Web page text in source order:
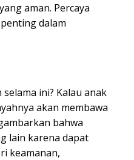
aman. Percaya
dalam
ini? Kalau anak
akan membawa
bahwa
lain karena dapat
keamanan,